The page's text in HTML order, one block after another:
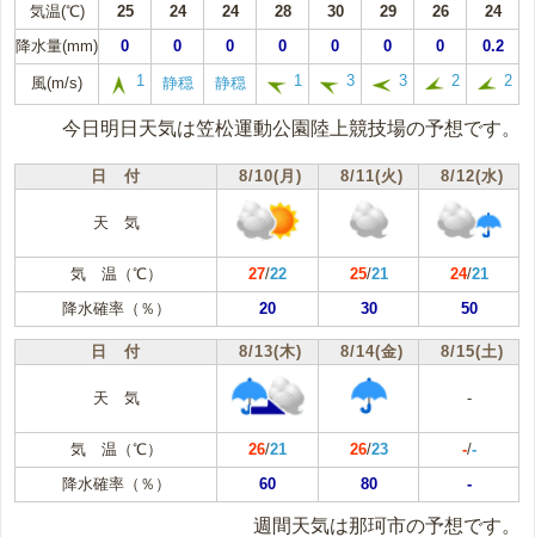
気温(℃) 25 24 24 28 30 29 26
24
降水量(mm)
0 0 0 0 0 0 0 0.2
風(m/s) 1 静穏 静穏 1 3 3 2 2
今日明日天気は笠松運動公園陸上競技場の予想です。
日 付 8/10(月) 8/11(火) 8/12(水)
天 気
気 温（℃） 27/22 25/21 24/21
降水確率（％）
20 30 50
日 付 8/13(木) 8/14(金) 8/15(土)
天 気 -
気 温（℃） 26/21 26/23 -/-
降水確率（％）
60 80 -
週間天気は那珂市の予想です。